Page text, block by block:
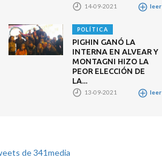
14-09-2021 leer
POLÍTICA
PIGHIN GANÓ LA
INTERNA EN ALVEAR Y
MONTAGNI HIZO LA
PEOR ELECCIÓN DE
LA...
13-09-2021 leer
de 341media